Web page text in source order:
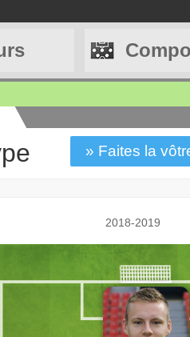
» Faites la
2018-2019